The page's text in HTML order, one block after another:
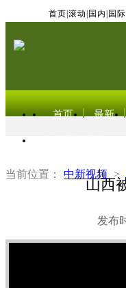
首页 滚动 国内 国际
首页 最新
当前位置： 中新视频 >
山西
发布